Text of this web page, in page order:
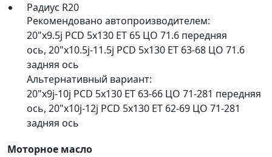
Радиус R20
Рекомендовано автопроизводителем:
20"x9.5j PCD 5x130 ET 65 ЦО 71.6 передняя
ось, 20"x10.5j-11.5j PCD 5x130 ET 63-68 ЦО 71.6
задняя ось
Альтернативный вариант:
20"x9j-10j PCD 5x130 ET 63-66 ЦО 71-281 передняя
ось, 20"x10j-12j PCD 5x130 ET 62-69 ЦО 71-281
задняя ось
Моторное масло